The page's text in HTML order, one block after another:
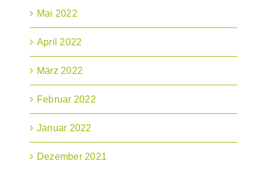
Mai 2022
April 2022
März 2022
Februar 2022
Januar 2022
Dezember 2021